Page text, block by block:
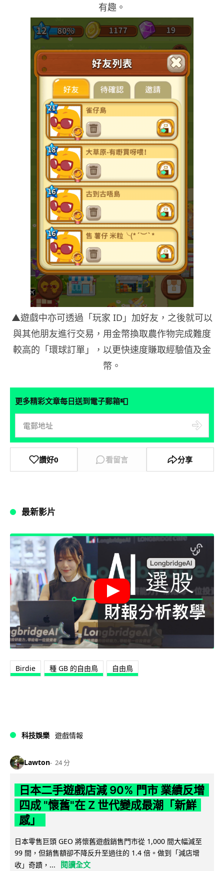
有趣。
▲遊戲中亦可透過「玩家 ID」加好友，之後就可以
與其他朋友進行交易，用金幣換取農作物完成難度
較高的「環球訂單」，以更快速度賺取經驗值及金
幣。
更多精彩文章每日送到電子郵箱📮
讚好0 看留言 分享
最新影片
Birdie 種 GB 的自由鳥 自由鳥
科技娛樂 遊戲情報
Lawton 24 分
日本二手遊戲店減 90% 門市 業績反增
四成 "懷舊"在 Z 世代變成最潮「新鮮
感」
日本零售巨頭 GEO 將懷舊遊戲銷售門市從 1,000 間大幅減至
99 間，但銷售額卻不降反升至過往的 1.4 倍。做到「減店增
收」奇蹟，...
閱讀全文